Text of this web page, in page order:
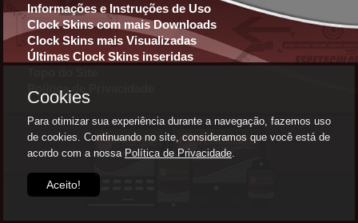
Informações e Instruções de Uso
Clock Skins com mais Downloads
Clock Skins mais Visualizadas
Últimas Clock Skins inseridas
Política de Privacidade
Cookies
Para otimizar sua experiência durante a navegação, fazemos uso
de cookies. Continuando no site, consideramos que você está de
acordo com a nossa Política de Privacidade.
Aceito!